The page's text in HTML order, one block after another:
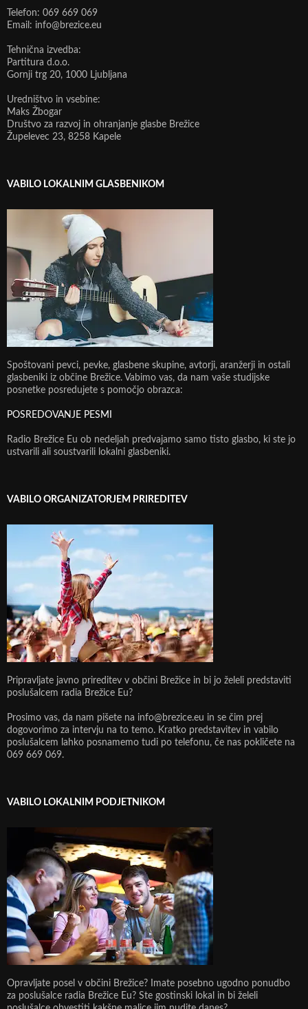
Telefon: 069 669 069
Email: info@brezice.eu
Tehnična izvedba:
Partitura d.o.o.
Gornji trg 20, 1000 Ljubljana
Uredništvo in vsebine:
Maks Žbogar
Društvo za razvoj in ohranjanje glasbe Brežice
Župelevec 23, 8258 Kapele
VABILO LOKALNIM GLASBENIKOM
Spoštovani pevci, pevke, glasbene skupine, avtorji, aranžerji in ostali
glasbeniki iz občine Brežice. Vabimo vas, da nam vaše studijske
posnetke posredujete s pomočjo obrazca:
POSREDOVANJE PESMI
Radio Brežice Eu ob nedeljah predvajamo samo tisto glasbo, ki ste jo
ustvarili ali soustvarili lokalni glasbeniki.
VABILO ORGANIZATORJEM PRIREDITEV
Pripravljate javno prireditev v občini Brežice in bi jo želeli predstaviti
poslušalcem radia Brežice Eu?
Prosimo vas, da nam pišete na info@brezice.eu in se čim prej
dogovorimo za intervju na to temo. Kratko predstavitev in vabilo
poslušalcem lahko posnamemo tudi po telefonu, če nas pokličete na
069 669 069.
VABILO LOKALNIM PODJETNIKOM
Opravljate posel v občini Brežice? Imate posebno ugodno ponudbo
za poslušalce radia Brežice Eu? Ste gostinski lokal in bi želeli